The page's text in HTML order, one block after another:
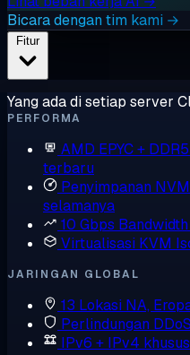
Bicara dengan tim kami →
Fitur
Yang ada di setiap server
PERFORMA
AMD EPYC + DDR5
terbaru
Penyimpanan
selamanya
10 Gbps Bandwidth
Virtualisasi KVM
JARINGAN GLOBAL
13 Lokasi NA,
Perlindungan DDoS
IPv6 + IPv4 khusus